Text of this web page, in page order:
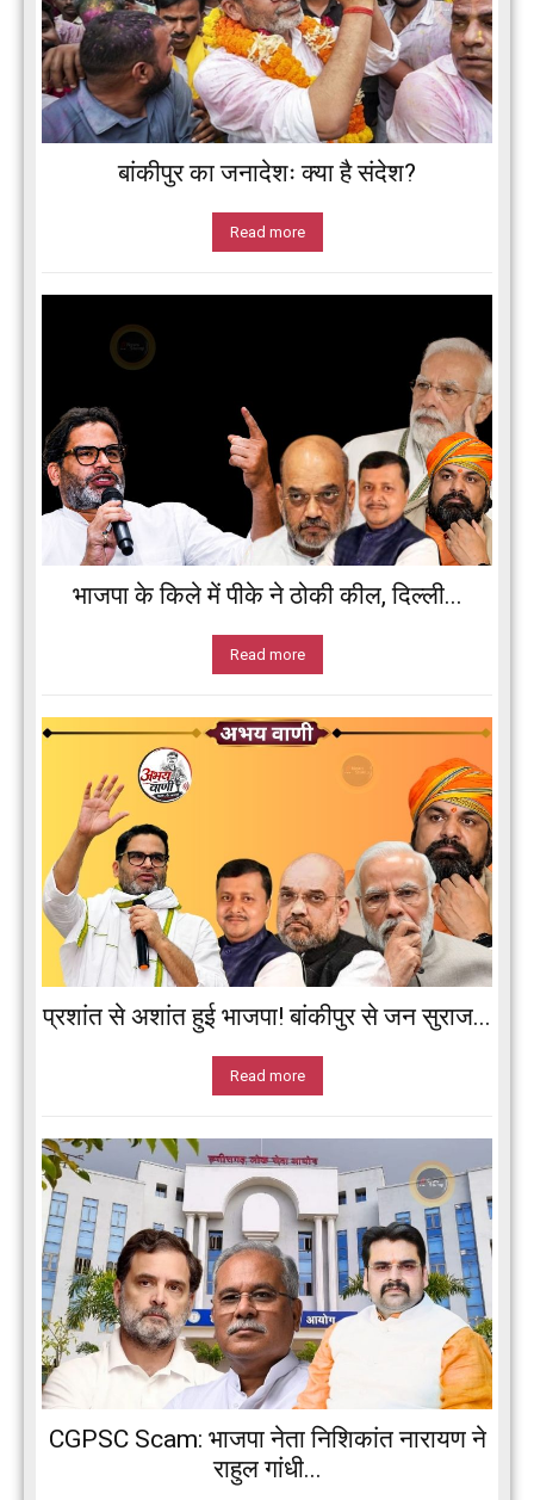
बांकीपुर का जनादेशः क्या है संदेश?
Read more
भाजपा के किले में पीके ने ठोकी कील, दिल्ली...
Read more
प्रशांत से अशांत हुई भाजपा! बांकीपुर से जन सुराज...
Read more
CGPSC Scam: भाजपा नेता निशिकांत नारायण ने
राहुल गांधी...